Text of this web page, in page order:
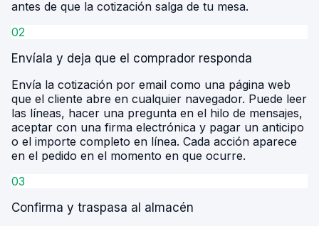
antes de que la cotización salga de tu mesa.
02
Envíala y deja que el comprador responda
Envía la cotización por email como una página web
que el cliente abre en cualquier navegador. Puede leer
las líneas, hacer una pregunta en el hilo de mensajes,
aceptar con una firma electrónica y pagar un anticipo
o el importe completo en línea. Cada acción aparece
en el pedido en el momento en que ocurre.
03
Confirma y traspasa al almacén